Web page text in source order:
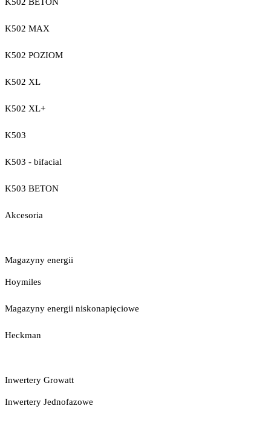
K502 MAX
K502 POZIOM
K502 XL
K502 XL+
K503
K503 - bifacial
K503 BETON
Akcesoria
Magazyny energii
Hoymiles
Magazyny energii niskonapięciowe
Heckman
Inwertery Growatt
Inwertery Jednofazowe